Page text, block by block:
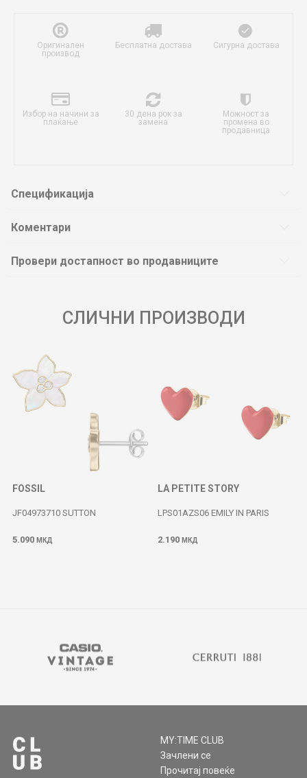
Оригинален
производ
Бесплатна достава Сигурна достава
Избор на начини за
плаќање
30 дена рок за
замена
Можност за
промена во
продавница
Спецификација
Коментари
Провери достапност во продавниците
СЛИЧНИ ПРОИЗВОДИ
FOSSIL
JF04973710 SUTTON
5.090 МКД
LA PETITE STORY
LPS01AZS06 EMILY IN PARIS
2.190 МКД
MY:TIME CLUB
Зачлени се
Прочитај повеќе